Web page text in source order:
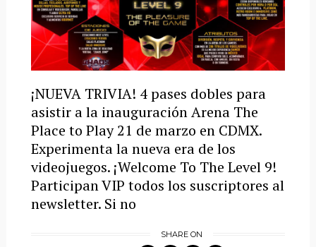
¡NUEVA TRIVIA! 4 pases dobles para
asistir a la inauguración Arena The
Place to Play 21 de marzo en CDMX.
Experimenta la nueva era de los
videojuegos. ¡Welcome To The Level 9!
Participan VIP todos los suscriptores al
newsletter. Si no
SHARE ON